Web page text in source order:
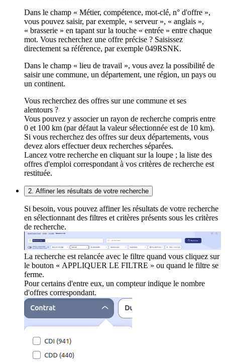
Dans le champ « Métier, compétence, mot-clé, n° d'offre »,
vous pouvez saisir, par exemple, « serveur », « anglais »,
« brasserie » en tapant sur la touche « entrée » entre chaque
mot. Vous recherchez une offre précise ? Saisissez
directement sa référence, par exemple 049RSNK.
Dans le champ « lieu de travail », vous avez la possibilité de
saisir une commune, un département, une région, un pays ou
un continent.
Vous recherchez des offres sur une commune et ses
alentours ?
Vous pouvez y associer un rayon de recherche compris entre
0 et 100 km (par défaut la valeur sélectionnée est de 10 km).
Si vous recherchez des offres sur deux départements, vous
devez alors effectuer deux recherches séparées.
Lancez votre recherche en cliquant sur la loupe ; la liste des
offres d'emploi correspondant à vos critères de recherche est
restituée.
2. Affiner les résultats de votre recherche
Si besoin, vous pouvez affiner les résultats de votre recherche
en sélectionnant des filtres et critères présents sous les critères
de recherche.
La recherche est relancée avec le filtre quand vous cliquez sur
le bouton « APPLIQUER LE FILTRE » ou quand le filtre se
ferme.
Pour certains d'entre eux, un compteur indique le nombre
d'offres correspondant.